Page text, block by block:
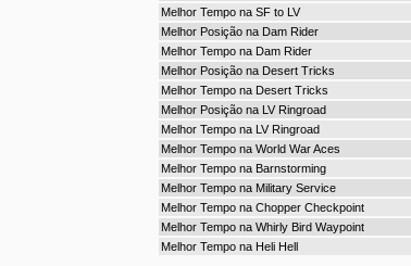
Melhor Tempo na SF to LV
Melhor Posição na Dam Rider
Melhor Tempo na Dam Rider
Melhor Posição na Desert Tricks
Melhor Tempo na Desert Tricks
Melhor Posição na LV Ringroad
Melhor Tempo na LV Ringroad
Melhor Tempo na World War Aces
Melhor Tempo na Barnstorming
Melhor Tempo na Military Service
Melhor Tempo na Chopper Checkpoint
Melhor Tempo na Whirly Bird Waypoint
Melhor Tempo na Heli Hell